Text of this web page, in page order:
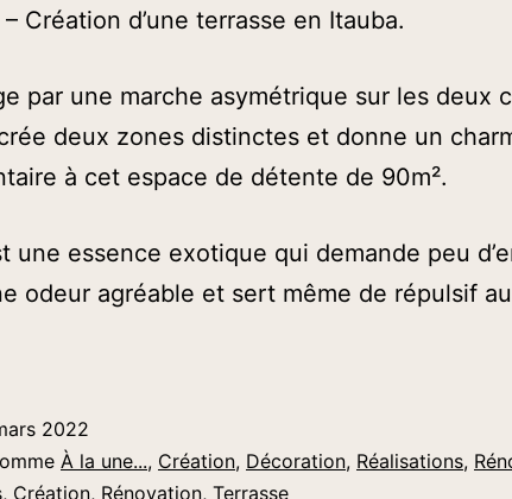
– Création d’une terrasse en Itauba.
par une marche asymétrique sur les deux
deux zones distinctes et donne un
à cet espace de détente de 90m².
une essence exotique qui demande peu
odeur agréable et sert même de répulsif
2022
À la une..., Création, Décoration, Réalisations,
, Création, Rénovation, Terrasse